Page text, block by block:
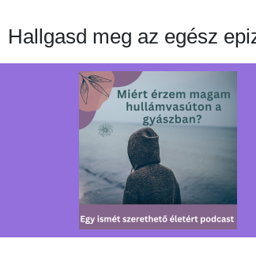
Hallgasd meg az egész